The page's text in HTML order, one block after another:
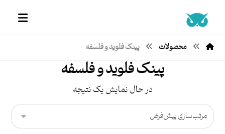
محصولات پینک فلوید و فلسفه
پینک فلوید و فلسفه
در حال نمایش یک نتیجه